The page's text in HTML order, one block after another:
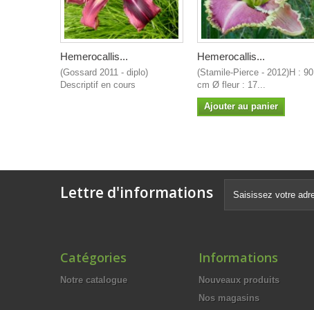
Hemerocallis...
(Gossard 2011 - diplo)
Descriptif en cours
Hemerocallis...
(Stamile-Pierce - 2012)H : 90
cm Ø fleur : 17...
Ajouter au panier
Lettre d'informations
Catégories
Notre catalogue
Informations
Nouveaux produits
Nos magasins